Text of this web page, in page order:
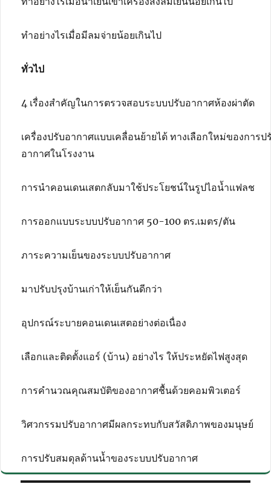
ทำอย่างไรเมื่อมีลมจ่ายน้อยเกินไป
ทั่วไป
4 เรื่องสำคัญในการตรวจสอบระบบปรับอากาศห้องผ่าตัด
เครื่องปรับอากาศแบบเคลื่อนย้ายได้ ทางเลือกใหม่ของการป
อากาศในโรงงาน
การนำคอนเดนเสตกลับมาใช้ประโยชน์ในรูปไอน้ำแฟลช
การออกแบบระบบปรับอากาศ 50-100 ตร.เมตร/ตัน
ภาระความเย็นของระบบปรับอากาศ
มาปรับปรุงบ้านเก่าให้เย็นกันดีกว่า
อุปกรณ์ระบายคอนเดนเสตอย่างต่อเนื่อง
เลือกและติดตั้งแอร์ (บ้าน) อย่างไร ให้ประหยัดไฟสูงสุด
การคำนวณคุณสมบัติของอากาศชื้นด้วยคอมพิวเตอร์
วิศวกรรมปรับอากาศมีผลกระทบกับสวัสดิภาพของมนุษย์
การปรับสมดุลด้านน้ำของระบบปรับอากาศ